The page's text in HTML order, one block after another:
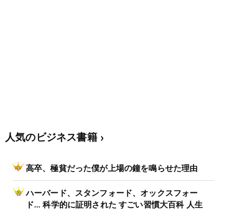
人気のビジネス書籍
高卒、極貧だった僕が上場の鐘を鳴らせた理由
ハーバード、スタンフォード、オックスフォー
ド… 科学的に証明された すごい習慣大百科 人生